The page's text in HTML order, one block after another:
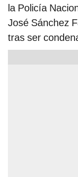
la Policía
José Sánchez
tras ser